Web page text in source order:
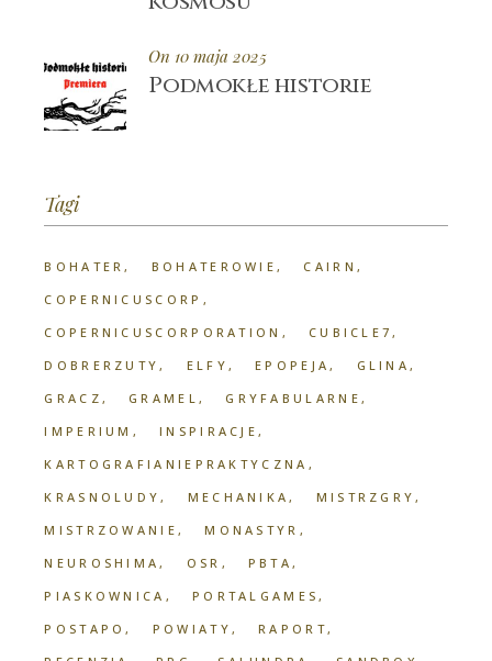
On 10 maja 2025
Podmokłe historie
Tagi
BOHATER BOHATEROWIE
CAIRN
COPERNICUSCORP
COPERNICUSCORPORATION
CUBICLE7
DOBRERZUTY
ELFY EPOPEJA
GLINA
GRACZ
GRAMEL
GRYFABULARNE
IMPERIUM
INSPIRACJE
KARTOGRAFIANIEPRAKTYCZNA
KRASNOLUDY
MECHANIKA
MISTRZGRY
MISTRZOWANIE
MONASTYR
NEUROSHIMA
OSR
PBTA
PIASKOWNICA
PORTALGAMES
POSTAPO
POWIATY
RAPORT